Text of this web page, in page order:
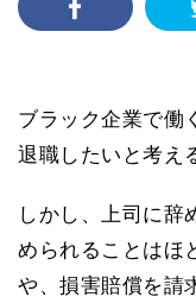
ブラック企業で働
退職したいと考え
しかし、上司に辞
められることはほ
や、損害賠償を請